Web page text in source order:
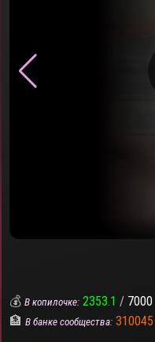
💰В копилочке: 2353.1 / 7000
🏦В банке сообщества: 310045